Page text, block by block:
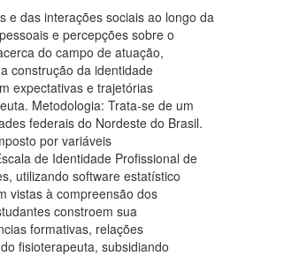
e das interações sociais ao longo da
e percepções sobre o
do campo de atuação,
construção da identidade
expectativas e trajetórias
Metodologia: Trata-se de um
federais do Nordeste do Brasil.
por variáveis
de Identidade Profissional de
utilizando software estatístico
vistas à compreensão dos
constroem sua
formativas, relações
fisioterapeuta, subsidiando